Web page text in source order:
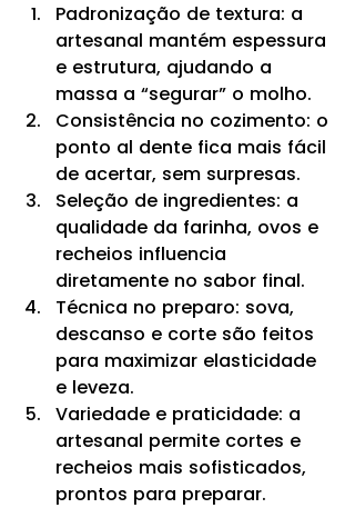
Padronização de textura: a
artesanal mantém espessura
e estrutura, ajudando a
massa a “segurar” o molho.
Consistência no cozimento: o
ponto al dente fica mais fácil
de acertar, sem surpresas.
Seleção de ingredientes: a
qualidade da farinha, ovos e
recheios influencia
diretamente no sabor final.
Técnica no preparo: sova,
descanso e corte são feitos
para maximizar elasticidade
e leveza.
Variedade e praticidade: a
artesanal permite cortes e
recheios mais sofisticados,
prontos para preparar.